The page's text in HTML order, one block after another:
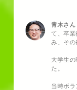
青木さん
て、卒
み、その
大学生
た。
当時ボラ